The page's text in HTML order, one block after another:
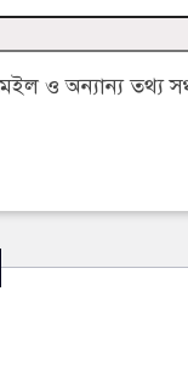
ও অন্যান্য তথ্য